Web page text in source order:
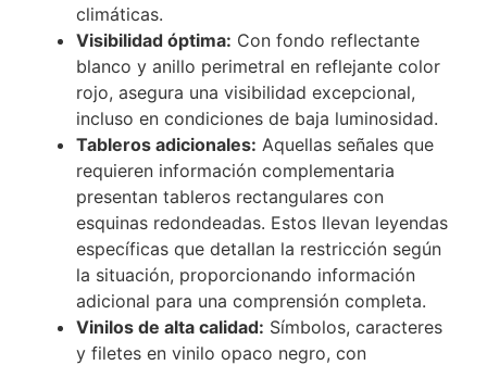
climáticas.
Visibilidad óptima: Con fondo reflectante
blanco y anillo perimetral en reflejante color
rojo, asegura una visibilidad excepcional,
incluso en condiciones de baja luminosidad.
Tableros adicionales: Aquellas señales que
requieren información complementaria
presentan tableros rectangulares con
esquinas redondeadas. Estos llevan leyendas
específicas que detallan la restricción según
la situación, proporcionando información
adicional para una comprensión completa.
Vinilos de alta calidad: Símbolos, caracteres
y filetes en vinilo opaco negro, con